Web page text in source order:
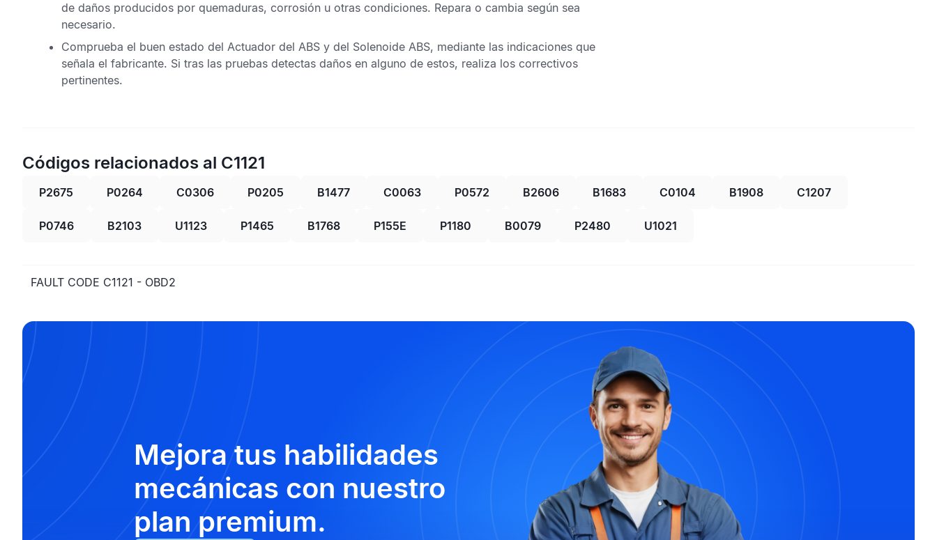
de daños producidos por quemaduras, corrosión u otras condiciones. Repara o cambia según sea
necesario.
Comprueba el buen estado del Actuador del ABS y del Solenoide ABS, mediante las indicaciones que
señala el fabricante. Si tras las pruebas detectas daños en alguno de estos, realiza los correctivos
pertinentes.
Códigos relacionados al C1121
P2675 P0264 C0306 P0205 B1477 C0063 P0572 B2606 B1683 C0104 B1908 C1207
P0746 B2103 U1123 P1465 B1768 P155E P1180 B0079 P2480 U1021
FAULT CODE C1121 - OBD2
Mejora tus habilidades
mecánicas con nuestro
plan premium.